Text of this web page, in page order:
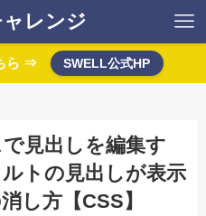
レンジ
ら ⇒ SWELL公式HP
見出しを編集す
トの見出しが表示
し方【CSS】